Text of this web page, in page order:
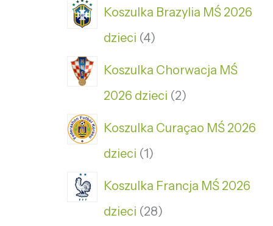
Koszulka Brazylia MŚ 2026
dzieci 4
Koszulka Chorwacja MŚ
2026 dzieci 2
Koszulka Curaçao MŚ 2026
dzieci 1
Koszulka Francja MŚ 2026
dzieci 28